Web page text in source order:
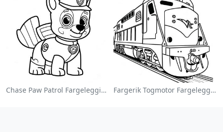
Chase Paw Patrol Fargeleggingsside Fargerik Togmotor Fargeleggingsside